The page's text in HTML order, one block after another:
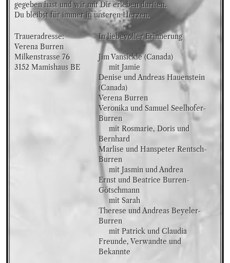
gegeben hast und wir mit Dir erleben durften.
Du bleibst für immer in unseren Herzen.
Traueradresse:
Verena Burren
Milkenstrasse 76
3152 Mamishaus BE
In liebevoller Erinnerung
Jim Vansickle (Canada)
     mit Jamie
Denise und Andreas Hauenstein
(Canada)
Verena Burren
Veronika und Samuel Seelhofer-
Burren
     mit Rosmarie, Doris und
Bernhard
Marlise und Hanspeter Rentsch-
Burren
     mit Jasmin und Andrea
Ernst und Beatrice Burren-
Götschmann
     mit Sarah
Therese und Andreas Beyeler-
Burren
     mit Patrick und Claudia
Freunde, Verwandte und
Bekannte